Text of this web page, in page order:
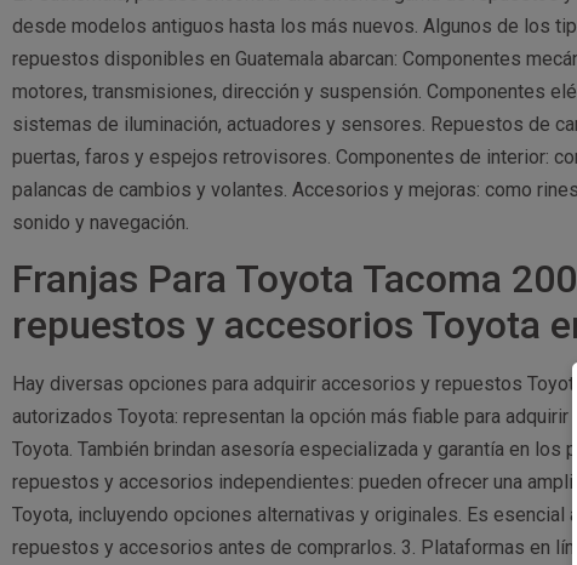
desde modelos antiguos hasta los más nuevos. Algunos de los
repuestos disponibles en Guatemala abarcan: Componentes
motores, transmisiones, dirección y suspensión. Componentes
sistemas de iluminación, actuadores y sensores. Repuestos de
puertas, faros y espejos retrovisores. Componentes de interior:
palancas de cambios y volantes. Accesorios y mejoras: como
sonido y navegación.
Franjas Para Toyota Tacoma
repuestos y accesorios Toyota
Hay diversas opciones para adquirir accesorios y repuestos
autorizados Toyota: representan la opción más fiable para
Toyota. También brindan asesoría especializada y garantía en los
repuestos y accesorios independientes: pueden ofrecer una
Toyota, incluyendo opciones alternativas y originales. Es
repuestos y accesorios antes de comprarlos. 3. Plataformas en